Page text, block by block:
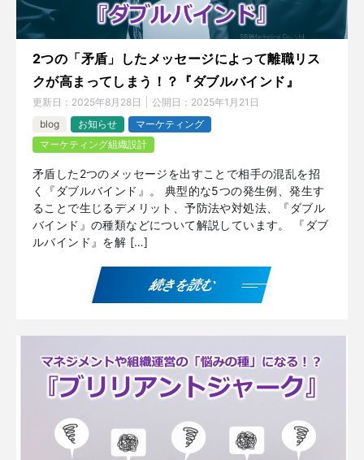
2つの「矛盾」したメッセージによって離職リス
クが高まってしまう！？『ダブルバインド』
更新日： 2025年8月28日 公開日： 2025年1月21日
blog
お知らせ
マーケティング
マーケティング組織設計
矛盾した2つのメッセージを出すことで相手の混乱を招
く『ダブルバインド』。 典型的な5つの発生例、発生す
ることで生じるデメリット、予防法や対処法、『ダブル
バインド』の種類などについて解説しています。 『ダブ
ルバインド』を解 […]
続きを読む